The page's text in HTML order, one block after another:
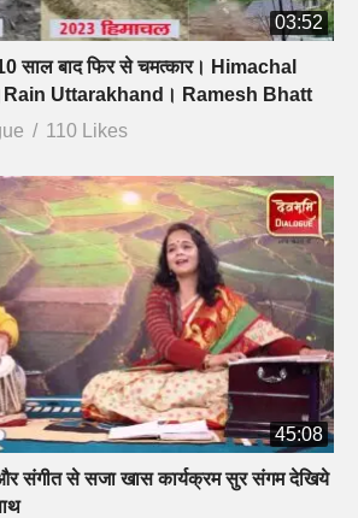
03:52
साल बाद फिर से चमत्कार। Himachal
Uttarakhand। Ramesh Bhatt
110 Likes
45:08
संगीत से सजा खास कार्यक्रम सुर संगम देखिये